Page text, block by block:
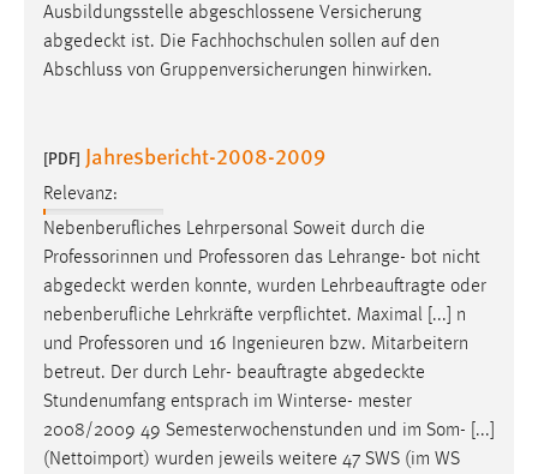
Ausbildungsstelle abgeschlossene Versicherung
abgedeckt ist. Die Fachhochschulen sollen auf den
Abschluss von Gruppenversicherungen hinwirken.
[PDF] Jahresbericht-2008-2009
Relevanz:
Nebenberufliches Lehrpersonal Soweit durch die
Professorinnen und Professoren das Lehrange- bot nicht
abgedeckt werden konnte, wurden Lehrbeauftragte oder
nebenberufliche Lehrkräfte verpflichtet. Maximal [...] n
und Professoren und 16 Ingenieuren bzw. Mitarbeitern
betreut. Der durch Lehr- beauftragte abgedeckte
Stundenumfang entsprach im Winterse- mester
2008/2009 49 Semesterwochenstunden und im Som- [...]
(Nettoimport) wurden jeweils weitere 47 SWS (im WS
Name:
_gcl_au
Zweck:
Cookie Laufzeit:
3 Monate
Facebook Pixel
Name:
_fbp
Anbieter:
Facebook